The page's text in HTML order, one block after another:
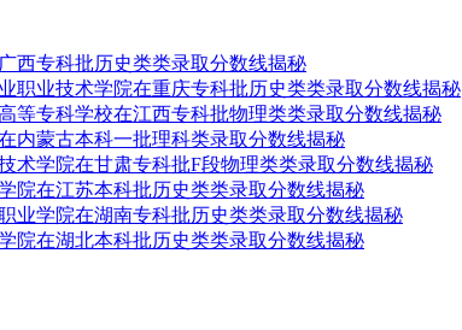
西专科批历史类类录取分数线揭秘
职业技术学院在重庆专科批历史类类录取分数线揭秘
等专科学校在江西专科批物理类类录取分数线揭秘
内蒙古本科一批理科类录取分数线揭秘
术学院在甘肃专科批F段物理类类录取分数线揭秘
院在江苏本科批历史类类录取分数线揭秘
业学院在湖南专科批历史类类录取分数线揭秘
院在湖北本科批历史类类录取分数线揭秘